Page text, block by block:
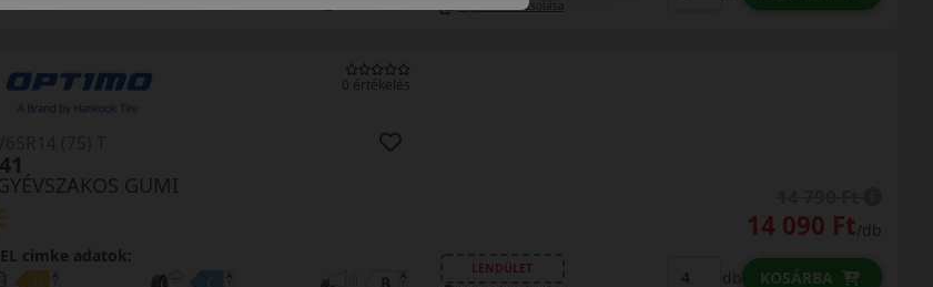
Kuponkód másolása
0 értékelés
GUMI
cimke adatok:
14 090 Ft/db
LENDÜLET
db KOSÁRBA